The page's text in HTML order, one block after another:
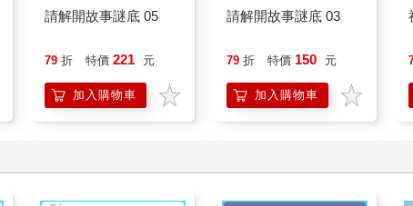
請解開故事謎底 05
79 折 特價 221 元
加入購物車
請解開故事謎底 03
79 折 特價 150 元
加入購物車